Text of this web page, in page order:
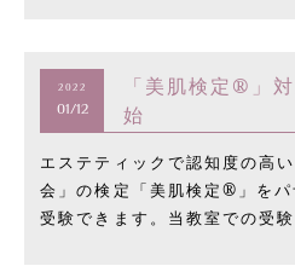
2022
01/12
「美肌検定®」
始
エステティックで認知度の高
会」の検定「美肌検定®」を
受験できます。当教室での受